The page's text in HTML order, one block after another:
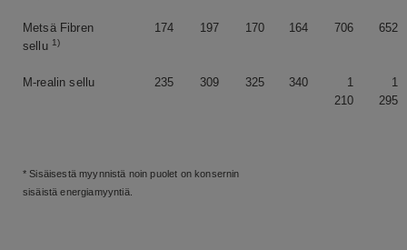
Metsä Fibren
sellu 1)
174 197 170 164 706 652
M-realin sellu 235 309 325 340
1
210
1
295
* Sisäisestä myynnistä noin puolet on konsernin
sisäistä energiamyyntiä.